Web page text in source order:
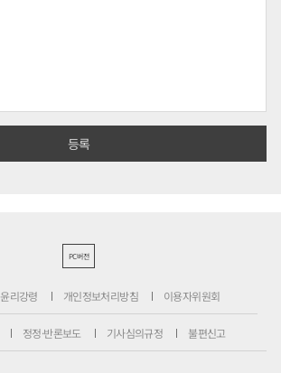
PC버전
윤리강령 개인정보처리방침 이용자위원회
정정·반론보도 기사심의규정 불편신고